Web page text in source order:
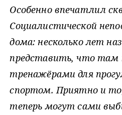
Особенно впечатлил
Социалистической
дома: несколько лет
представить, что там
тренажёрами для
спортом. Приятно и
теперь могут сами